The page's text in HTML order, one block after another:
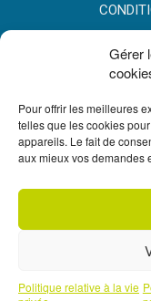
Gérer
Pour offrir les meilleures
telles que les cookies
appareils. Le fait de
aux mieux vos demandes
Politique relative à la vie
*SOUS RÉSERVE
IMMEUBLE G7, 71
ENREGISTRÉE À
CONTRÔLE DE
RÉSOLUTION, 4
VOUS DISPOSEZ DU